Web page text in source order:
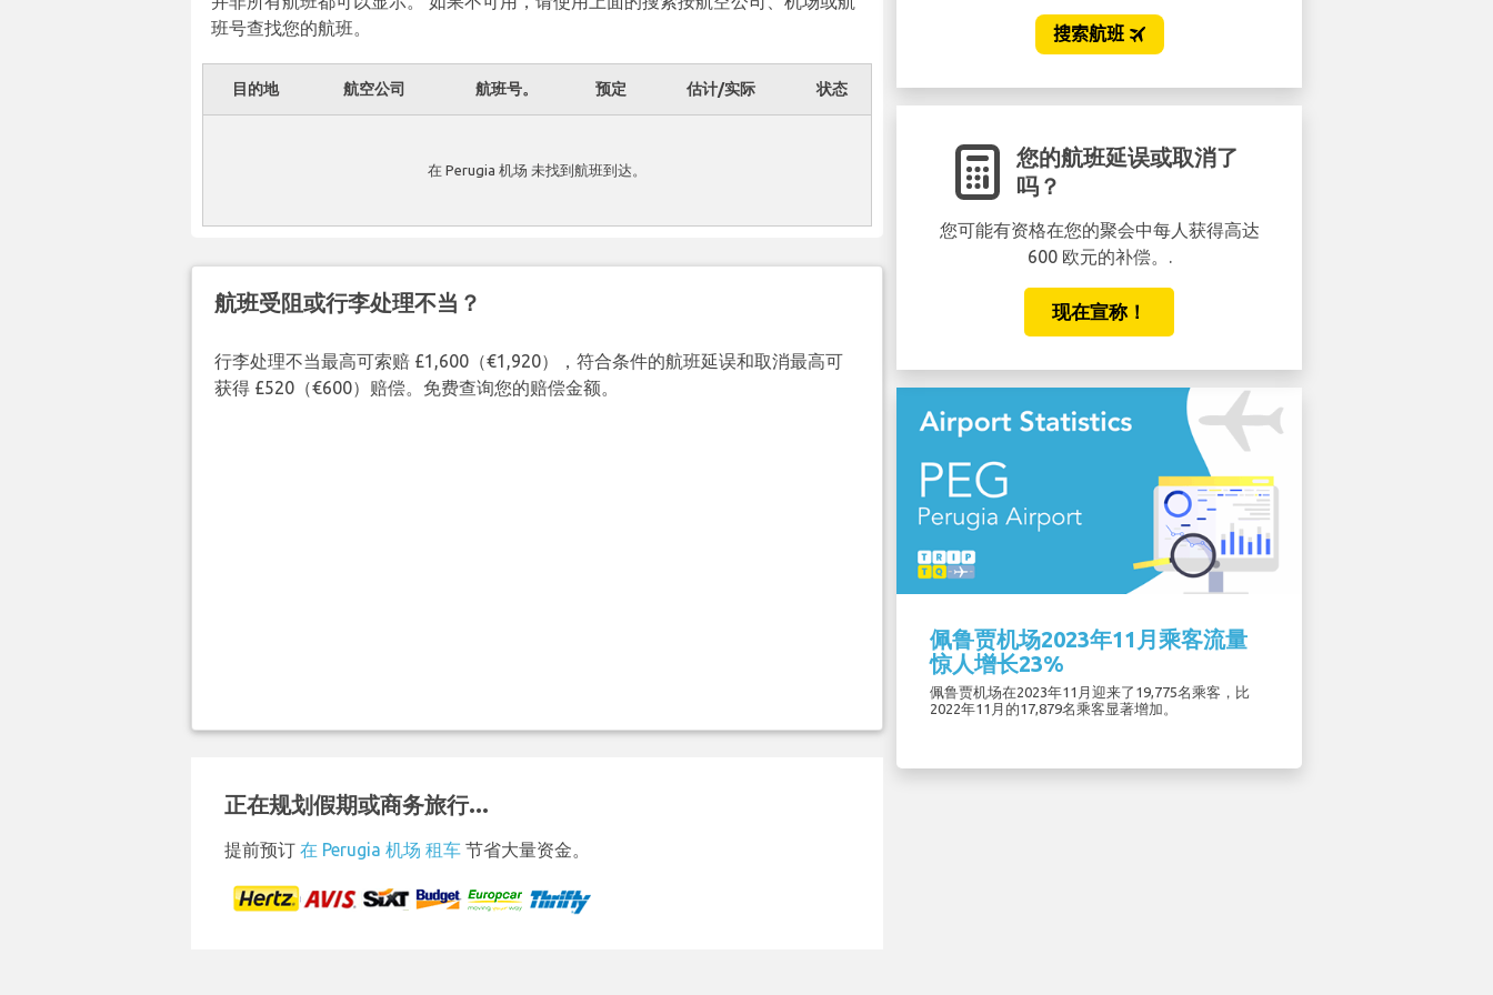
班号查找您的航班。
目的地 航空公司 航班号。 预定 估计/实际 状态
在 Perugia 机场 未找到航班到达。
航班受阻或行李处理不当？
行李处理不当最高可索赔 £1,600（€1,920），符合条件的航班延误和取消最高可
获得 £520（€600）赔偿。免费查询您的赔偿金额。
正在规划假期或商务旅行...
提前预订 在 Perugia 机场 租车 节省大量资金。
您的航班延误或取消了
吗？
您可能有资格在您的聚会中每人获得高达
600 欧元的补偿。.
现在宣称！
佩鲁贾机场2023年11月乘客流量
惊人增长23%
佩鲁贾机场在2023年11月迎来了19,775名乘客，比
2022年11月的17,879名乘客显著增加。